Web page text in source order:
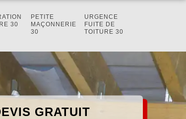
30
PETITE
MAÇONNERIE
30
URGENCE
FUITE DE
TOITURE 30
GRATUIT